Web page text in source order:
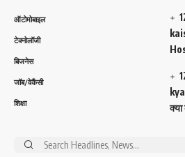
ऑटोमोबाइल
टेक्नोलॉजी
बिजनेस
जॉब/वेकैंसी
शिक्षा
Search